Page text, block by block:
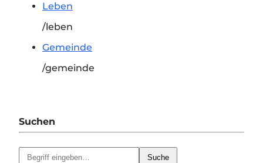
Leben
/leben
Gemeinde
/gemeinde
Suchen
Suche